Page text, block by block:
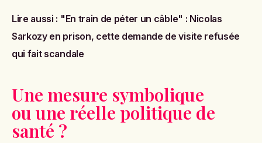
Lire aussi : "En train de péter un câble" : Nicolas
Sarkozy en prison, cette demande de visite refusée
qui fait scandale
Une mesure symbolique
ou une réelle politique de
santé ?